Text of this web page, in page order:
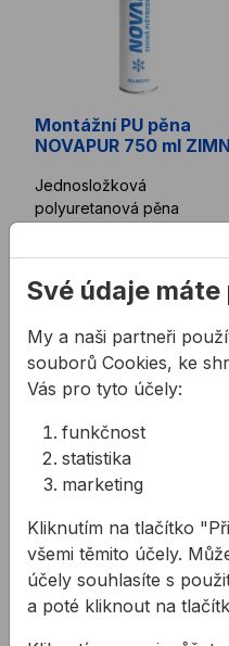
Montážní PU pěna
NOVAPUR 750 ml
Jednosložková
polyuretanová pěna
vlhkostí, zimní variant.
Nakupte alespoň 6 ...
254,62 Kč
254,62Kč s DPH
Na skladě
Vrták do betonu
NÍZKÁ
Vrták do betonu
BOSCH SDS plus-5X
Své údaje máte
My a naši partneři
souborů Cookies, ke
Vás pro tyto účely:
funkčnost
statistika
marketing
Kliknutím na tlačítko
všemi těmito účely.
účely souhlasíte s
a poté kliknout na